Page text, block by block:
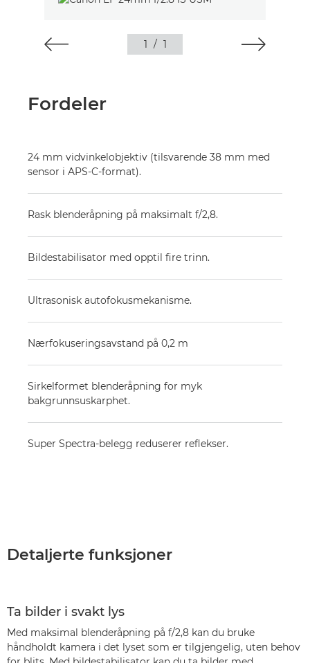
1 / 1
Fordeler
24 mm vidvinkelobjektiv (tilsvarende 38 mm med
sensor i APS-C-format).
Rask blenderåpning på maksimalt f/2,8.
Bildestabilisator med opptil fire trinn.
Ultrasonisk autofokusmekanisme.
Nærfokuseringsavstand på 0,2 m
Sirkelformet blenderåpning for myk
bakgrunnsuskarphet.
Super Spectra-belegg reduserer reflekser.
Detaljerte funksjoner
Ta bilder i svakt lys
Med maksimal blenderåpning på f/2,8 kan du bruke
håndholdt kamera i det lyset som er tilgjengelig, uten behov